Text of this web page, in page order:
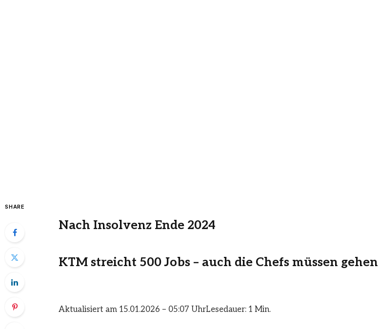
SHARE
Nach Insolvenz Ende 2024
KTM streicht 500 Jobs – auch die Chefs müssen gehen
Aktualisiert am 15.01.2026 – 05:07 UhrLesedauer: 1 Min.